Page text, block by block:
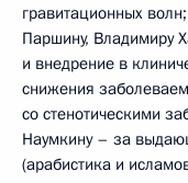
гравитационных
Паршину, Владимиру
и внедрение в
снижения
со стенотическими
Наумкину – за
(арабистика и